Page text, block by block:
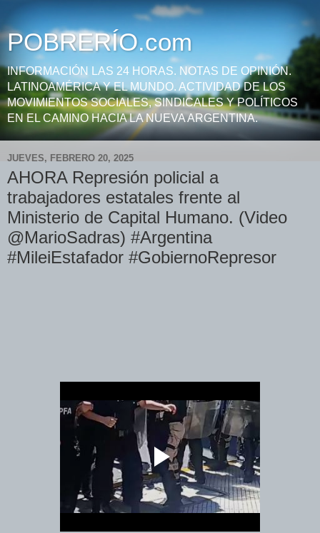
POBRERÍO.com
INFORMACIÓN LAS 24 HORAS. NOTAS DE OPINIÓN.
LATINOAMÉRICA Y EL MUNDO. ACTIVIDAD DE LOS
MOVIMIENTOS SOCIALES, SINDICALES Y POLÍTICOS
EN EL CAMINO HACIA LA NUEVA ARGENTINA.
JUEVES, FEBRERO 20, 2025
AHORA Represión policial a
trabajadores estatales frente al
Ministerio de Capital Humano. (Video
@MarioSadras) #Argentina
#MileiEstafador #GobiernoRepresor